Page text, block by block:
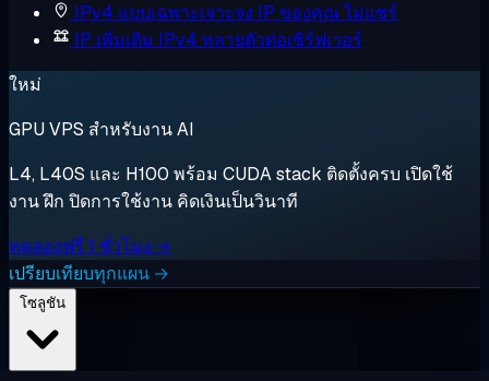
IPv4 แบบเฉพาะเจาะจง IP ของคุณ ไม่แชร์
IP เพิ่มเติม IPv4 หลายตัวต่อเซิร์ฟเวอร์
ใหม่
GPU VPS สำหรับงาน AI
L4, L40S และ H100 พร้อม CUDA stack ติดตั้งครบ เปิดใช้
งาน ฝึก ปิดการใช้งาน คิดเงินเป็นวินาที
ทดลองฟรี 1 ชั่วโมง →
เปรียบเทียบทุกแผน →